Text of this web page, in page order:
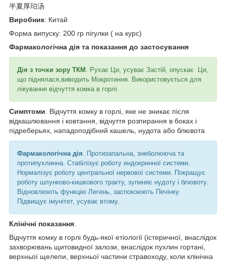
半夏厚珀汤
Виробник: Китай
Форма випуску: 200 гр пігулки ( на курс)
Фармакологічна дія та показання до застосування
Дія з точки зору ТКМ
. Рухає Ци, усуває Застій, опускає Ци,
що піднялася,виводить Мокротиння. Використовується для
лікування відчуття комка в горлі.
Симптоми . Відчуття комку в горлі, яке не зникає після
відкашлювання і ковтання, відчуття розпирання в боках і
підреберьях, нападоподібний кашель, нудота або блювота
Фармакологічна дія . Протизапальна, знеболююча та
протипухлинна. Стабілізує роботу ендокринної системи.
Нормалізує роботу центральної нервової системи. Покращує
роботу шлунково-кишкового тракту, зупиняє нудоту і блювоту.
Відновлюють функцію Легень, заспокоюють Печінку.
Підвищує імунітет, усуває втому.
Клінічні показання
Відчуття комку в горлі будь-якої етіології (істеричної, внаслідок
захворювань щитовидної залози, внаслідок пухлин гортані,
верхньої щелепи, верхньої частини стравоходу, коли клінічна